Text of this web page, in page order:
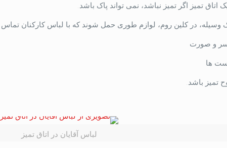
اتاق تمیز اگر تمیز نباشد، نمی تواند پاک باشد.
وسیله، در کلین روم، لوازم طوری حمل شوند که با لباس کارکنان تماس
سر و صورت
ها
تمیز باشد.
لباس آقايان در اتاق تميز